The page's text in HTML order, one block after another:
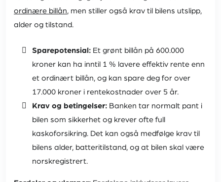
ordinære billån, men stiller også krav til bilens utslipp,
alder og tilstand.
Sparepotensial:Et grønt billån på 600.000
kroner kan ha inntil 1 % lavere effektiv rente enn
et ordinært billån, og kan spare deg for over
17.000 kroner i rentekostnader over 5 år.
Krav og betingelser:Banken tar normalt pant i
bilen som sikkerhet og krever ofte full
kaskoforsikring. Det kan også medfølge krav til
bilens alder, batteritilstand, og at bilen skal være
norskregistrert.